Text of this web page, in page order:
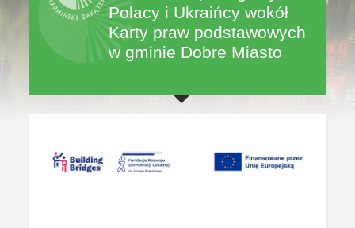
Polacy i Ukraińcy wokół
Karty praw podstawowych
w gminie Dobre Miasto